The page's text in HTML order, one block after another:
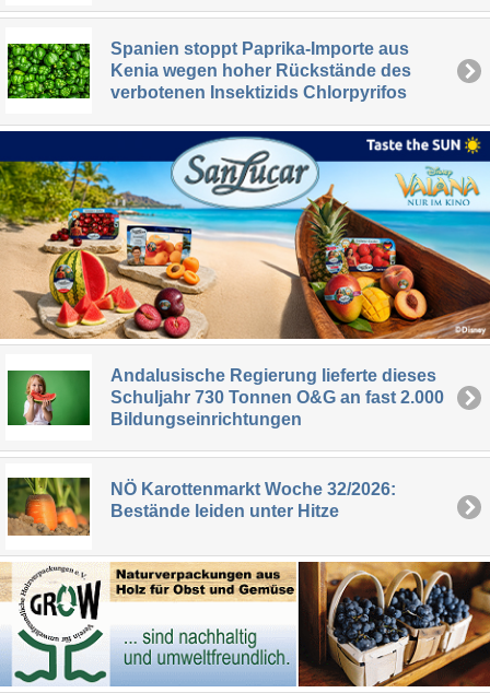
Spanien stoppt Paprika-Importe aus
Kenia wegen hoher Rückstände des
verbotenen Insektizids Chlorpyrifos
Andalusische Regierung lieferte dieses
Schuljahr 730 Tonnen O&G an fast 2.000
Bildungseinrichtungen
NÖ Karottenmarkt Woche 32/2026:
Bestände leiden unter Hitze